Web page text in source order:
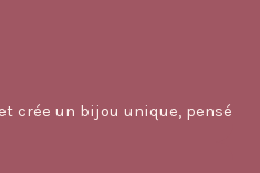
crée un bijou unique, pensé